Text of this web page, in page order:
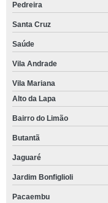
Pedreira
Santa Cruz
Saúde
Vila Andrade
Vila Mariana
Alto da Lapa
Bairro do Limão
Butantã
Jaguaré
Jardim Bonfiglioli
Pacaembu